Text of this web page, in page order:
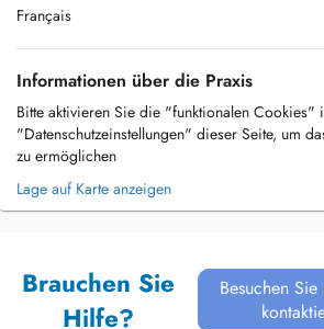
Français
Informationen über die Praxis
Bitte aktivieren Sie die "funktionalen Cookies"
"Datenschutzeinstellungen" dieser Seite, um
zu ermöglichen
Lage auf Karte anzeigen
Brauchen Sie
Hilfe?
Besuchen